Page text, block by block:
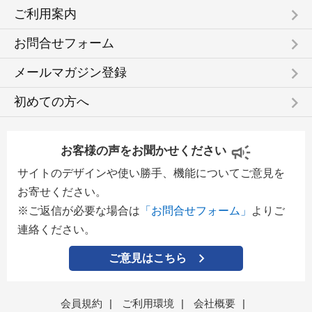
ご利用案内 keyboard_arrow_right
お問合せフォーム keyboard_arrow_right
メールマガジン登録 keyboard_arrow_right
初めての方へ keyboard_arrow_right
お客様の声をお聞かせください
サイトのデザインや使い勝手、機能についてご意見を
お寄せください。
※ご返信が必要な場合は 「お問合せフォーム」
よりご
連絡ください。
ご意見はこちら
会員規約 | ご利用環境 | 会社概要 |